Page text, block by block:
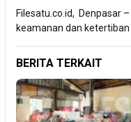
Filesatu.co.id, Denpasar
keamanan dan
BERITA TERKAIT